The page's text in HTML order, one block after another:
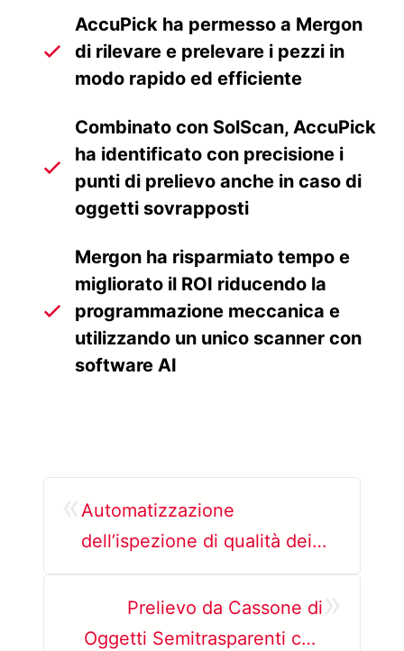
AccuPick ha permesso a Mergon
di rilevare e prelevare i pezzi in
modo rapido ed efficiente
Combinato con SolScan, AccuPick
ha identificato con precisione i
punti di prelievo anche in caso di
oggetti sovrapposti
Mergon ha risparmiato tempo e
migliorato il ROI riducendo la
programmazione meccanica e
utilizzando un unico scanner con
software AI
Automatizzazione
dell’ispezione di qualità dei
Prelievo da Cassone di
Oggetti Semitrasparenti con